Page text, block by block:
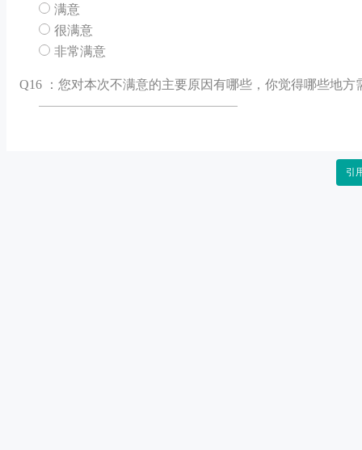
满意
很满意
非常满意
Q16 ：您对本次不满意的主要原因有哪些，你觉得哪些地方
引